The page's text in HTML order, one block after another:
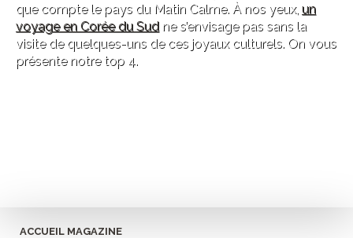
que compte le pays du Matin Calme. À nos yeux, un
voyage en Corée du Sud ne s’envisage pas sans la
visite de quelques-uns de ces joyaux culturels. On vous
présente notre top 4.
ACCUEIL MAGAZINE